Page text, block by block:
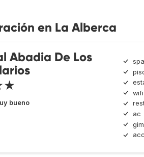
en La Alberca
Abadia De Los
bueno
spa
ac